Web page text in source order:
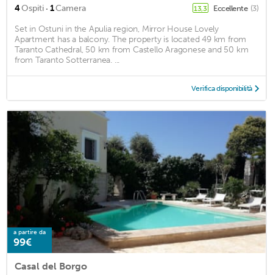
4Ospiti · 1Camera 13,3 Eccellente (3)
Set in Ostuni in the Apulia region, Mirror House Lovely
Apartment has a balcony. The property is located 49 km from
Taranto Cathedral, 50 km from Castello Aragonese and 50 km
from Taranto Sotterranea. ...
Verifica disponibilità
a partire da
99€
Casal del Borgo